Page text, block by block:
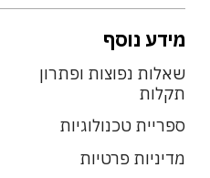
מידע נוסף
שאלות נפוצות ופתרון
תקלות
ספריית טכנולוגיות
מדיניות פרטיות